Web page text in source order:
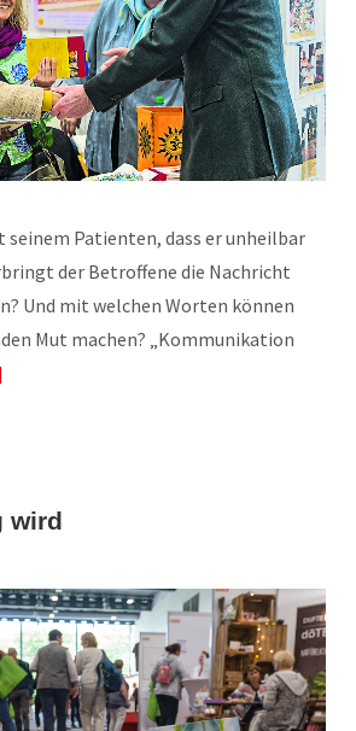
seinem Patienten, dass er unheilbar
der Betroffene die Nachricht
Und mit welchen Worten können
Mut machen? „Kommunikation
wird